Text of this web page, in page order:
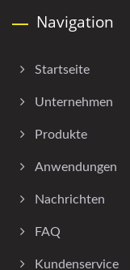
Navigation
Startseite
Unternehmen
Produkte
Anwendungen
Nachrichten
FAQ
Kundenservice